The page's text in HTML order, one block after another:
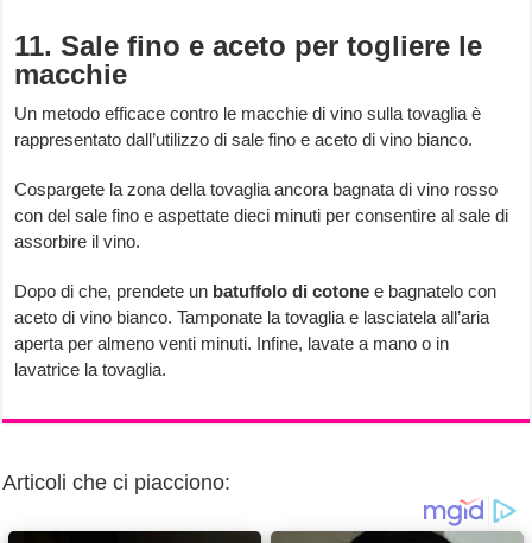
11. Sale fino e aceto per togliere le
macchie
Un metodo efficace contro le macchie di vino sulla tovaglia è
rappresentato dall’utilizzo di sale fino e aceto di vino bianco.
Cospargete la zona della tovaglia ancora bagnata di vino rosso
con del sale fino e aspettate dieci minuti per consentire al sale di
assorbire il vino.
Dopo di che, prendete un batuffolo di cotone e bagnatelo con
aceto di vino bianco. Tamponate la tovaglia e lasciatela all’aria
aperta per almeno venti minuti. Infine, lavate a mano o in
lavatrice la tovaglia.
Articoli che ci piacciono: